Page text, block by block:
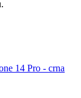
14 Pro - crna